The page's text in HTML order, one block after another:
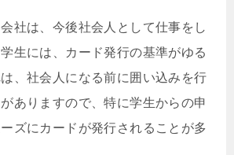
社は、今後社会人として仕事をし
生には、カード発行の基準がゆる
、社会人になる前に囲い込みを行
ありますので、特に学生からの申
ズにカードが発行されることが多